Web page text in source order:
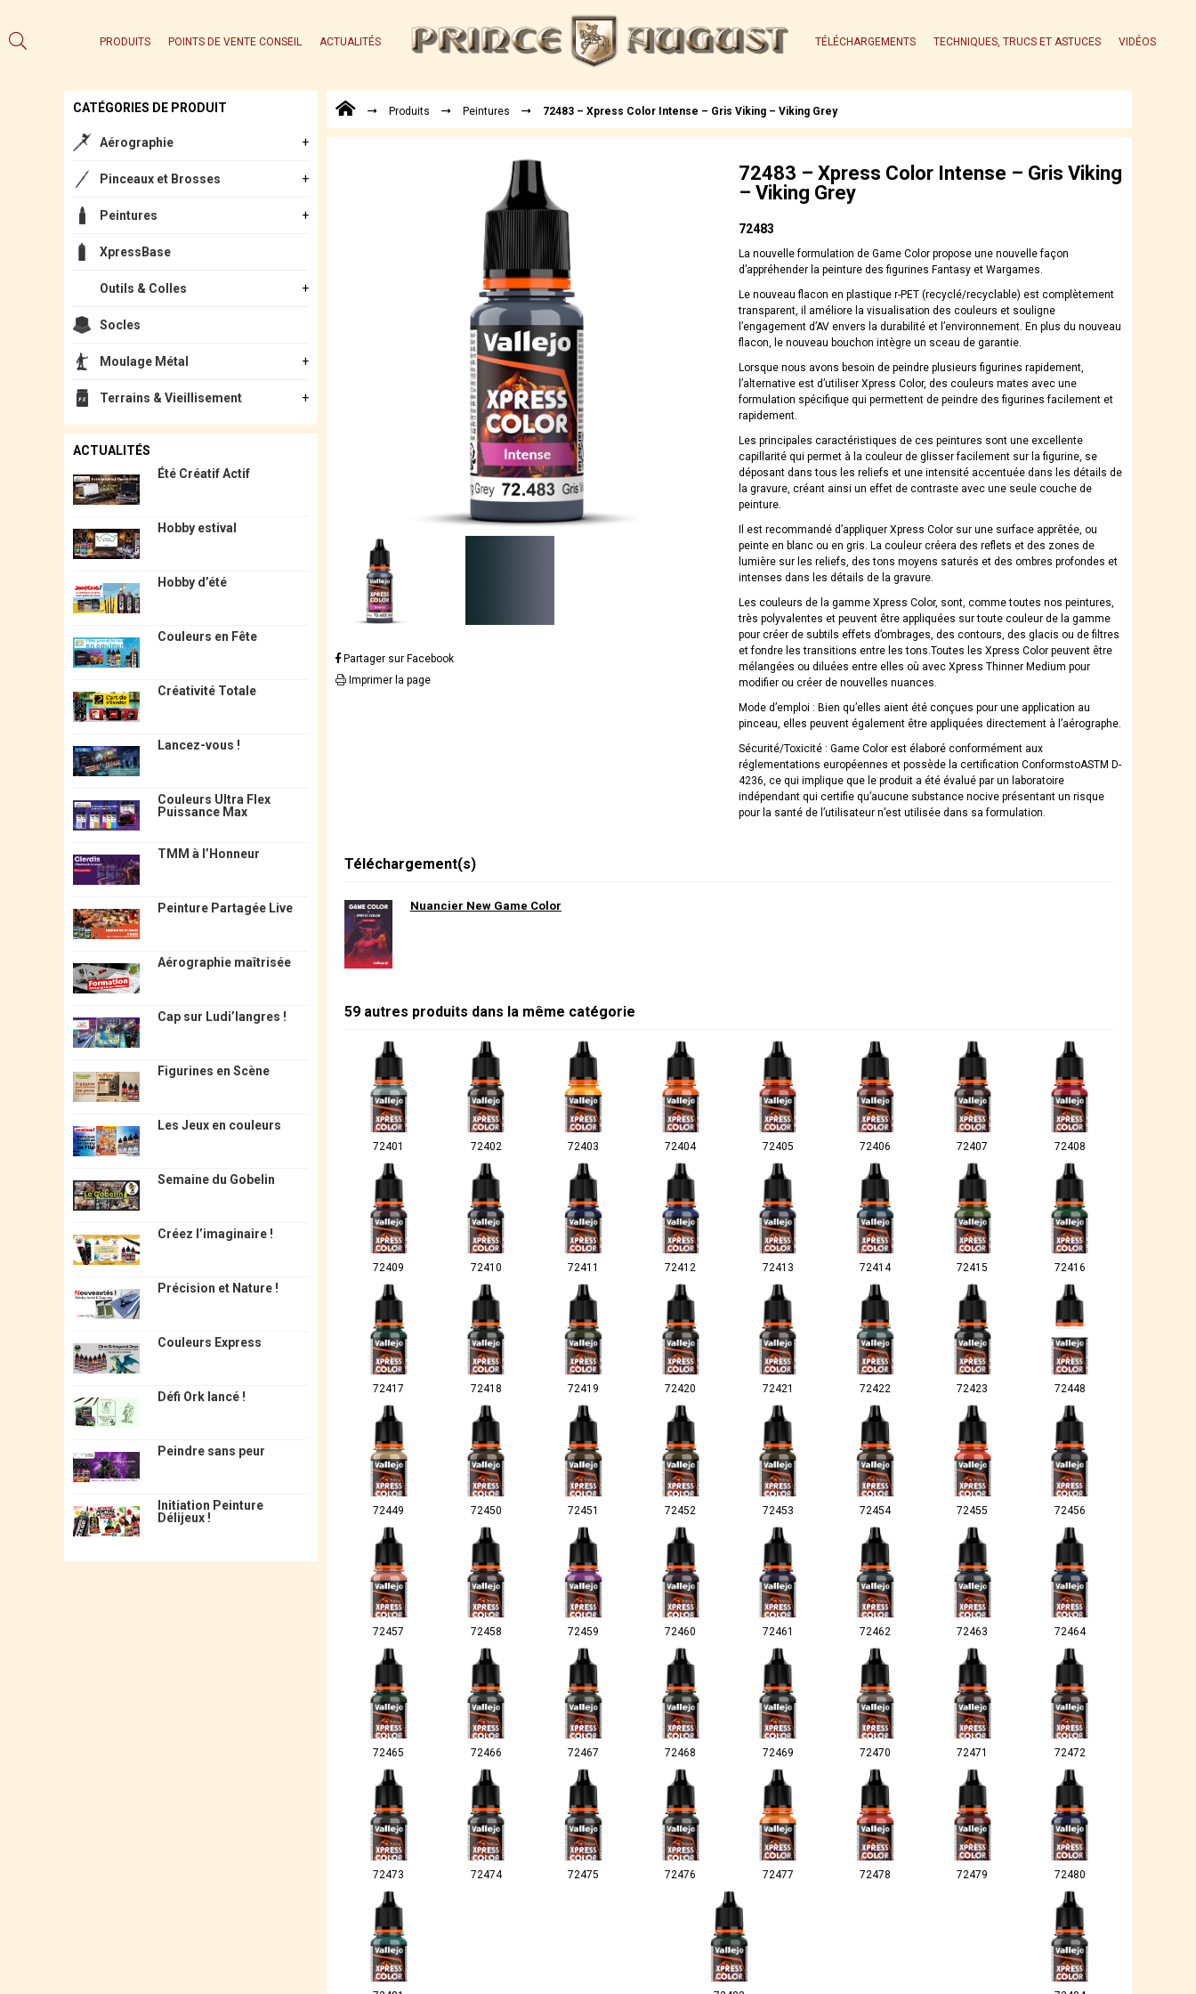
PRODUITS POINTS DE VENTE CONSEIL ACTUALITÉS TÉLÉCHARGEMENTS TECHNIQUES, TRUCS ET ASTUCES VIDÉOS
CATÉGORIES DE PRODUIT
Aérographie
Pinceaux et Brosses
Peintures
XpressBase
Outils & Colles
Socles
Moulage Métal
Terrains & Vieillisement
ACTUALITÉS
Été Créatif Actif
Hobby estival
Hobby d’été
Couleurs en Fête
Créativité Totale
Lancez-vous !
Couleurs Ultra Flex
Puissance Max
TMM à l’Honneur
Peinture Partagée Live
Aérographie maîtrisée
Cap sur Ludi’langres !
Figurines en Scène
Les Jeux en couleurs
Semaine du Gobelin
Créez l’imaginaire !
Précision et Nature !
Couleurs Express
Défi Ork lancé !
Peindre sans peur
Initiation Peinture
Délijeux !
Produits Peintures 72483 – Xpress Color Intense – Gris Viking – Viking Grey
Partager sur Facebook
Imprimer la page
72483 – Xpress Color Intense – Gris Viking
– Viking Grey
72483
La nouvelle formulation de Game Color propose une nouvelle façon
d’appréhender la peinture des figurines Fantasy et Wargames.
Le nouveau flacon en plastique r-PET (recyclé/recyclable) est complètement
transparent, il améliore la visualisation des couleurs et souligne
l’engagement d’AV envers la durabilité et l’environnement. En plus du nouveau
flacon, le nouveau bouchon intègre un sceau de garantie.
Lorsque nous avons besoin de peindre plusieurs figurines rapidement,
l’alternative est d’utiliser Xpress Color, des couleurs mates avec une
formulation spécifique qui permettent de peindre des figurines facilement et
rapidement.
Les principales caractéristiques de ces peintures sont une excellente
capillarité qui permet à la couleur de glisser facilement sur la figurine, se
déposant dans tous les reliefs et une intensité accentuée dans les détails de
la gravure, créant ainsi un effet de contraste avec une seule couche de
peinture.
Il est recommandé d’appliquer Xpress Color sur une surface apprêtée, ou
peinte en blanc ou en gris. La couleur créera des reflets et des zones de
lumière sur les reliefs, des tons moyens saturés et des ombres profondes et
intenses dans les détails de la gravure.
Les couleurs de la gamme Xpress Color, sont, comme toutes nos peintures,
très polyvalentes et peuvent être appliquées sur toute couleur de la gamme
pour créer de subtils effets d’ombrages, des contours, des glacis ou de filtres
et fondre les transitions entre les tons.Toutes les Xpress Color peuvent être
mélangées ou diluées entre elles où avec Xpress Thinner Medium pour
modifier ou créer de nouvelles nuances.
Mode d’emploi : Bien qu’elles aient été conçues pour une application au
pinceau, elles peuvent également être appliquées directement à l’aérographe.
Sécurité/Toxicité : Game Color est élaboré conformément aux
réglementations européennes et possède la certification ConformstoASTM D-
4236, ce qui implique que le produit a été évalué par un laboratoire
indépendant qui certifie qu’aucune substance nocive présentant un risque
pour la santé de l’utilisateur n’est utilisée dans sa formulation.
Téléchargement(s)
Nuancier New Game Color
59 autres produits dans la même catégorie
72401 72402 72403 72404 72405 72406 72407 72408
72409 72410 72411 72412 72413 72414 72415 72416
72417 72418 72419 72420 72421 72422 72423 72448
72449 72450 72451 72452 72453 72454 72455 72456
72457 72458 72459 72460 72461 72462 72463 72464
72465 72466 72467 72468 72469 72470 72471 72472
72473 72474 72475 72476 72477 72478 72479 72480